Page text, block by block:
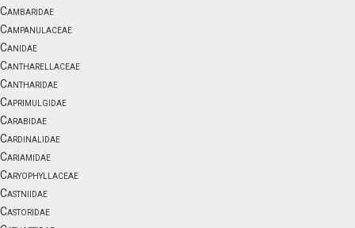
Cambaridae
Campanulaceae
Canidae
Cantharellaceae
Cantharidae
Caprimulgidae
Carabidae
Cardinalidae
Cariamidae
Caryophyllaceae
Castniidae
Castoridae